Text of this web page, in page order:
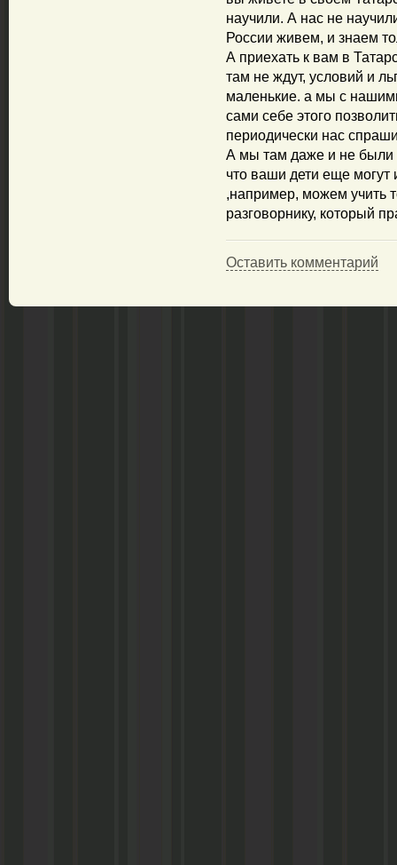
научили. А нас не
России живем, и знаем
А приехать к вам в
там не ждут, условий и
маленькие. а мы с
сами себе этого
периодически нас
А мы там даже и не были
что ваши дети еще могут
,например, можем учить
разговорнику, который
Оставить комментарий